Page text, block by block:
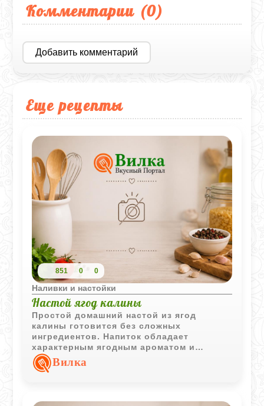
Комментарии (0)
Добавить комментарий
Еще рецепты
851 0 0
Наливки и настойки
Настой ягод калины
Простой домашний настой из ягод
калины готовится без сложных
ингредиентов. Напиток обладает
характерным ягодным ароматом и
подходит для ежедневного употребления
небольшими порциями.
Вилка